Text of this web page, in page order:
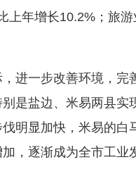
年增长10.2%；旅
一步改善环境，完
是盐边、米易两县实
明显加快，米易的
，逐渐成为全市工业